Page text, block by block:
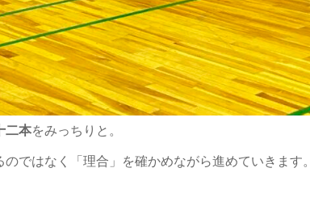
二本をみっちりと。
ではなく「理合」を確かめながら進めていきます。